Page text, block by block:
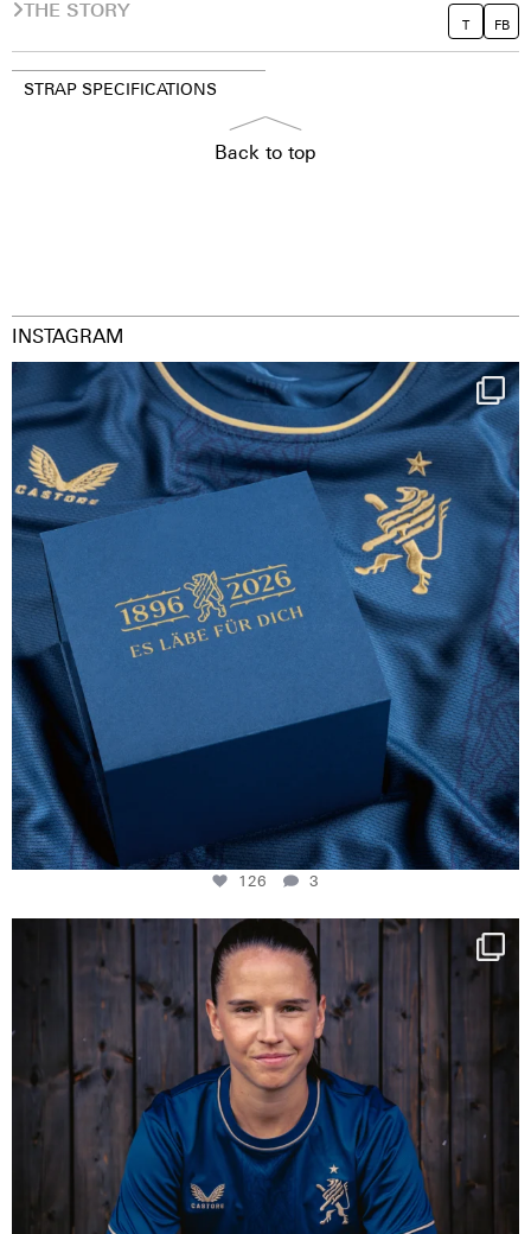
THE STORY
T FB
STRAP SPECIFICATIONS
Back to top
INSTAGRAM
Happy Birthday FCZ
130 years filled ...
126
3
126 3
NIE USENAND GAH
Some anniversaries
291
5